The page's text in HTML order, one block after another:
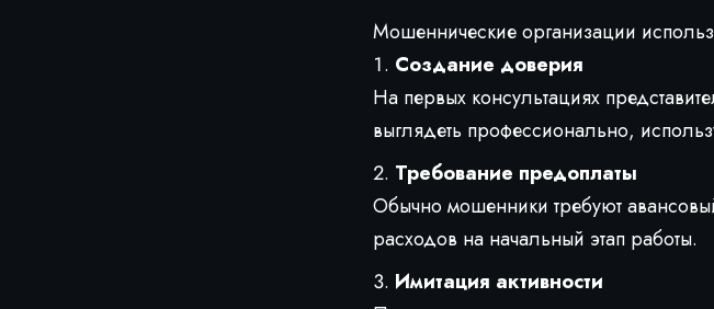
Мошеннические организации
Создание доверия
На первых консультациях
выглядеть профессионально,
Требование предоплаты
Обычно мошенники требуют
расходов на начальный этап работы.
Имитация активности